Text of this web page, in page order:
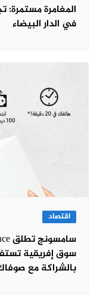
المغامرة مستمرة:
في الدار البيضاء
اقتصاد
سوق إفريقية
بالشراكة مع